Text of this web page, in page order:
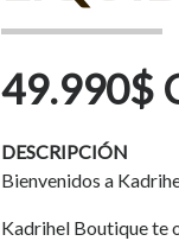
49.990$
DESCRIPCIÓN
Bienvenidos a
Kadrihel Boutique te